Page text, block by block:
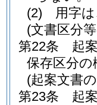
(2)
用字
(文書区分
第22条
起
保存区分
(起案文書
第23条
起